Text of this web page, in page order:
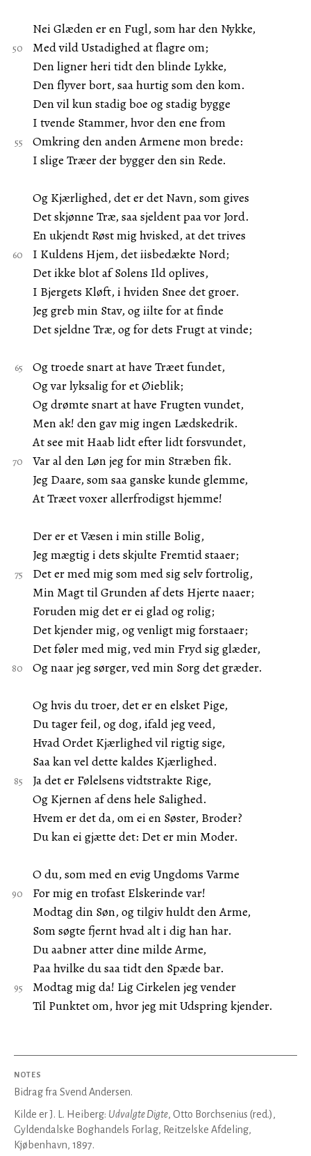
Nei Glæden er en Fugl, som har den Nykke,
Med vild Ustadighed at flagre om;
Den ligner heri tidt den blinde Lykke,
Den flyver bort, saa hurtig som den kom.
Den vil kun stadig boe og stadig bygge
I tvende Stammer, hvor den ene from
Omkring den anden Armene mon brede:
I slige Træer der bygger den sin Rede.
Og Kjærlighed, det er det Navn, som gives
Det skjønne Træ, saa sjeldent paa vor Jord.
En ukjendt Røst mig hvisked, at det trives
I Kuldens Hjem, det iisbedækte Nord;
Det ikke blot af Solens Ild oplives,
I Bjergets Kløft, i hviden Snee det groer.
Jeg greb min Stav, og iilte for at finde
Det sjeldne Træ, og for dets Frugt at vinde;
Og troede snart at have Træet fundet,
Og var lyksalig for et Øieblik;
Og drømte snart at have Frugten vundet,
Men ak! den gav mig ingen Lædskedrik.
At see mit Haab lidt efter lidt forsvundet,
Var al den Løn jeg for min Stræben fik.
Jeg Daare, som saa ganske kunde glemme,
At Træet voxer allerfrodigst hjemme!
Der er et Væsen i min stille Bolig,
Jeg mægtig i dets skjulte Fremtid staaer;
Det er med mig som med sig selv fortrolig,
Min Magt til Grunden af dets Hjerte naaer;
Foruden mig det er ei glad og rolig;
Det kjender mig, og venligt mig forstaaer;
Det føler med mig, ved min Fryd sig glæder,
Og naar jeg sørger, ved min Sorg det græder.
Og hvis du troer, det er en elsket Pige,
Du tager feil, og dog, ifald jeg veed,
Hvad Ordet Kjærlighed vil rigtig sige,
Saa kan vel dette kaldes Kjærlighed.
Ja det er Følelsens vidtstrakte Rige,
Og Kjernen af dens hele Salighed.
Hvem er det da, om ei en Søster, Broder?
Du kan ei gjætte det: Det er min Moder.
O du, som med en evig Ungdoms Varme
For mig en trofast Elskerinde var!
Modtag din Søn, og tilgiv huldt den Arme,
Som søgte fjernt hvad alt i dig han har.
Du aabner atter dine milde Arme,
Paa hvilke du saa tidt den Spæde bar.
Modtag mig da! Lig Cirkelen jeg vender
Til Punktet om, hvor jeg mit Udspring kjender.
NOTES
Bidrag fra Svend Andersen.
Kilde er J. L. Heiberg: Udvalgte Digte, Otto Borchsenius (red.),
Gyldendalske Boghandels Forlag, Reitzelske Afdeling,
Kjøbenhavn, 1897.